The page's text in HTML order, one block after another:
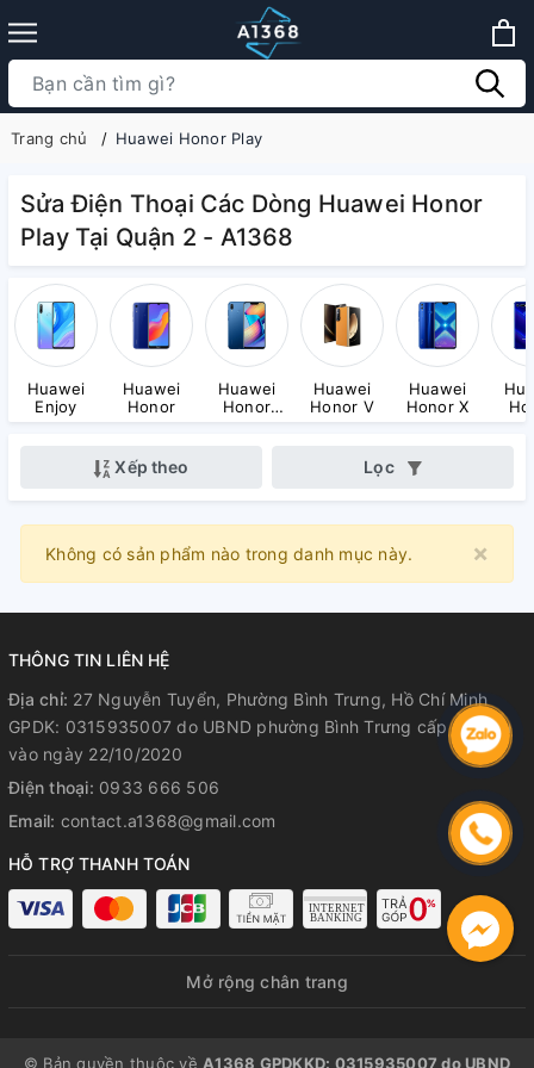
Trang chủ Huawei Honor Play
Sửa Điện Thoại Các Dòng Huawei Honor
Play Tại Quận 2 - A1368
Huawei
Enjoy
Huawei
Honor
Huawei
Honor
Play
Huawei
Honor V
Huawei
Honor X
Xếp theo Lọc
×
Không có sản phẩm nào trong danh mục này.
THÔNG TIN LIÊN HỆ
Địa chỉ: 27 Nguyễn Tuyển, Phường Bình Trưng, Hồ Chí Minh
GPDK: 0315935007 do UBND phường Bình Trưng cấp lần đầu
vào ngày 22/10/2020
Điện thoại: 0933 666 506
Email: contact.a1368@gmail.com
HỖ TRỢ THANH TOÁN
Mở rộng chân trang
© Bản quyền thuộc về A1368 GPDKKD: 0315935007 do UBND